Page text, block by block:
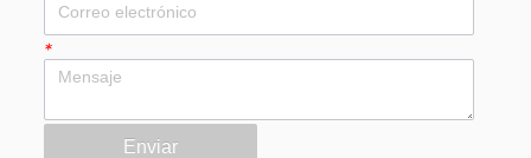
*
Enviar